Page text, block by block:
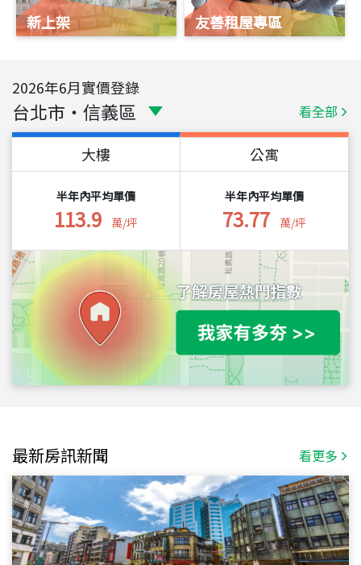
新上架 友善租屋專區
2026年6月實價登錄
台北市 ・ 信義區 看全部
大樓
半年內平均單價
113.9 萬/坪
公寓
半年內平均單價
73.77 萬/坪
最新房訊新聞 看更多